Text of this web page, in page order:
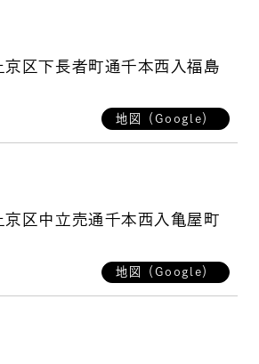
京区下長者町通千本西入福島
地図（Google）
京区中立売通千本西入亀屋町
地図（Google）